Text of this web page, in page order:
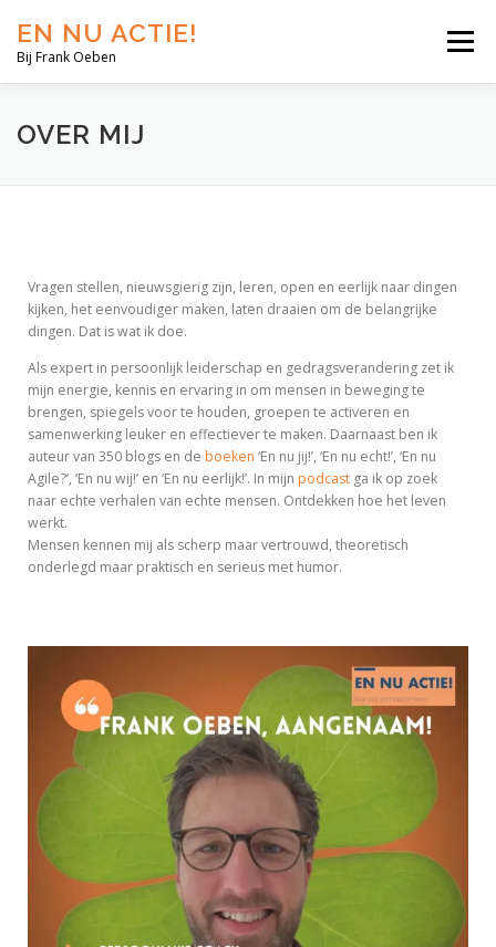
EN NU ACTIE!
Bij Frank Oeben
Menu
EN NU JIJ!
OVER MIJ
Vragen stellen, nieuwsgierig zijn, leren, open en eerlijk naar dingen
kijken, het eenvoudiger maken, laten draaien om de belangrijke
dingen. Dat is wat ik doe.
Als expert in persoonlijk leiderschap en gedragsverandering zet ik
mijn energie, kennis en ervaring in om mensen in beweging te
brengen, spiegels voor te houden, groepen te activeren en
samenwerking leuker en effectiever te maken. Daarnaast ben ik
auteur van 350 blogs en de boeken ‘En nu jij!’, ‘En nu echt!’, ‘En nu
Agile?’, ‘En nu wij!’ en ‘En nu eerlijk!’. In mijn podcast ga ik op zoek
naar echte verhalen van echte mensen. Ontdekken hoe het leven
werkt.
Mensen kennen mij als scherp maar vertrouwd, theoretisch
onderlegd maar praktisch en serieus met humor.